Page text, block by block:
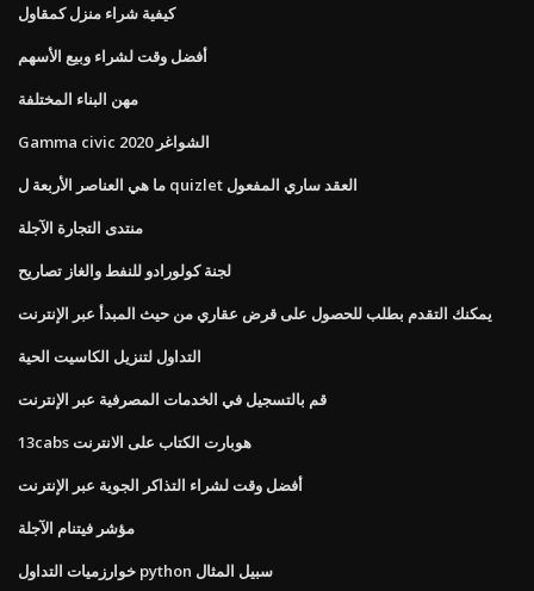
كيفية شراء منزل كمقاول
أفضل وقت لشراء وبيع الأسهم
مهن البناء المختلفة
Gamma civic الشواغر 2020
ما هي العناصر الأربعة ل quizlet العقد ساري المفعول
منتدى التجارة الآجلة
لجنة كولورادو للنفط والغاز تصاريح
يمكنك التقدم بطلب للحصول على قرض عقاري من حيث المبدأ عبر الإنترنت
التداول لتنزيل الكاسيت الحية
قم بالتسجيل في الخدمات المصرفية عبر الإنترنت
13cabs هوبارت الكتاب على الانترنت
أفضل وقت لشراء التذاكر الجوية عبر الإنترنت
مؤشر فيتنام الآجلة
خوارزميات التداول python سبيل المثال